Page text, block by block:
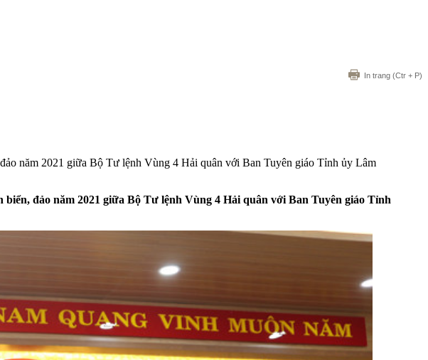
In trang (Ctr + P)
năm 2021 giữa Bộ Tư lệnh Vùng 4 Hải quân với Ban Tuyên giáo Tỉnh ủy Lâm
đảo năm 2021 giữa Bộ Tư lệnh Vùng 4 Hải quân với Ban Tuyên giáo Tỉnh